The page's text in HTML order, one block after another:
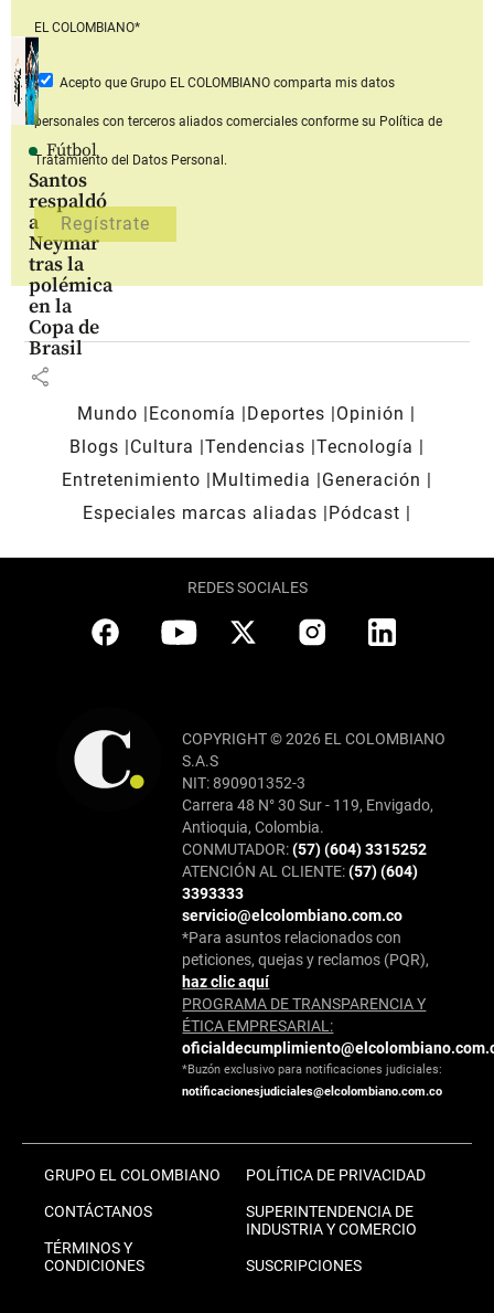
Fútbol
Santos
respaldó
a
Neymar
tras la
polémica
en la
Copa de
Brasil
share
EL COLOMBIANO*
Acepto que Grupo EL COLOMBIANOcomparta mis datos
personales con terceros aliados comerciales conforme su Política de
Tratamiento del Datos Personal.
Mundo Economía Deportes
Opinión
Blogs
Cultura Tendencias Tecnología
Entretenimiento
Multimedia
Generación
Especiales marcas aliadas
Pódcast
REDES SOCIALES
COPYRIGHT © 2026 EL COLOMBIANO
S.A.S
NIT: 890901352-3
Carrera 48 N° 30 Sur - 119, Envigado,
Antioquia, Colombia.
CONMUTADOR:(57) (604) 3315252
ATENCIÓN AL CLIENTE:(57) (604)
3393333
servicio@elcolombiano.com.co
*Para asuntos relacionados con
peticiones, quejas y reclamos (PQR),
haz clic aquí
PROGRAMA DE TRANSPARENCIA Y
ÉTICA EMPRESARIAL:
*Buzón exclusivo para notificaciones judiciales:
notificacionesjudiciales@elcolombiano.com.co
GRUPO EL COLOMBIANO
CONTÁCTANOS
TÉRMINOS Y
CONDICIONES
POLÍTICA DE PRIVACIDAD
SUPERINTENDENCIA DE
INDUSTRIA Y COMERCIO
SUSCRIPCIONES